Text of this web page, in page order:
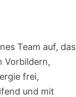
Team auf, das
Vorbildern,
frei,
und mit